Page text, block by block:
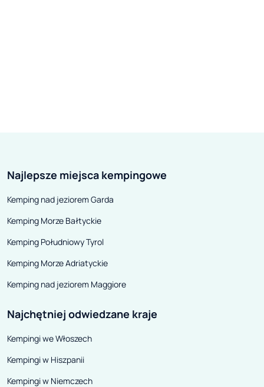
Najlepsze miejsca kempingowe
Kemping nad jeziorem Garda
Kemping Morze Bałtyckie
Kemping Południowy Tyrol
Kemping Morze Adriatyckie
Kemping nad jeziorem Maggiore
Najchętniej odwiedzane kraje
Kempingi we Włoszech
Kempingi w Hiszpanii
Kempingi w Niemczech